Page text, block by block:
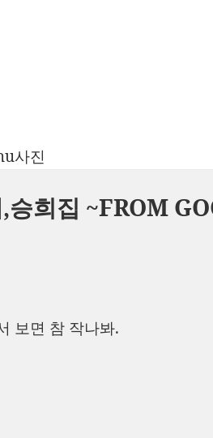
카
고
사진
승희집 ~FROM
보면 참 작나봐.